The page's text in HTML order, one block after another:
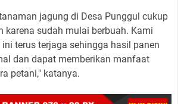
jagung di Desa Punggul cukup
karena sudah mulai berbuah. Kami
terus terjaga sehingga hasil panen
dan dapat memberikan manfaat
petani," katanya.